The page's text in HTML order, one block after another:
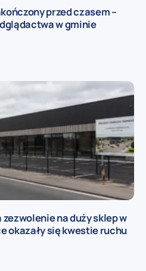
przed czasem –
w gminie
na duży sklep w
okazały się kwestie ruchu